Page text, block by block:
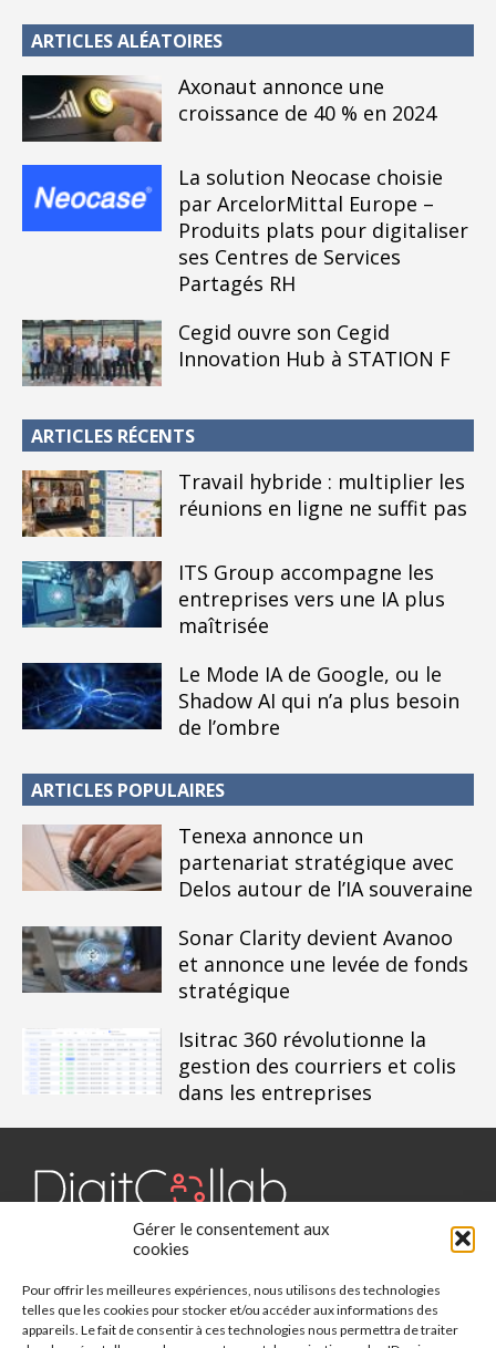
Gérer le consentement aux
cookies
Pour offrir les meilleures expériences, nous utilisons des technologies
telles que les cookies pour stocker et/ou accéder aux informations des
appareils. Le fait de consentir à ces technologies nous permettra de traiter
ARTICLES ALÉATOIRES
Axonaut annonce une
croissance de 40 % en 2024
La solution Neocase choisie
par ArcelorMittal Europe –
Produits plats pour digitaliser
ses Centres de Services
Partagés RH
Cegid ouvre son Cegid
Innovation Hub à STATION F
ARTICLES RÉCENTS
Travail hybride : multiplier les
réunions en ligne ne suffit pas
ITS Group accompagne les
entreprises vers une IA plus
maîtrisée
Le Mode IA de Google, ou le
Shadow AI qui n’a plus besoin
de l’ombre
ARTICLES POPULAIRES
Tenexa annonce un
partenariat stratégique avec
Delos autour de l’IA souveraine
Sonar Clarity devient Avanoo
et annonce une levée de fonds
stratégique
Isitrac 360 révolutionne la
gestion des courriers et colis
dans les entreprises
Digit Collab est un média dédié aux outils collaboratifs, retrouvez
des études, des évènements, des livres blancs et les nominations
du secteur. Retrouvez toutes les informations sur les innovations